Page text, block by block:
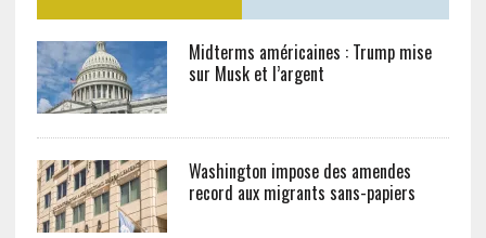
Midterms américaines : Trump mise
sur Musk et l’argent
Washington impose des amendes
record aux migrants sans-papiers